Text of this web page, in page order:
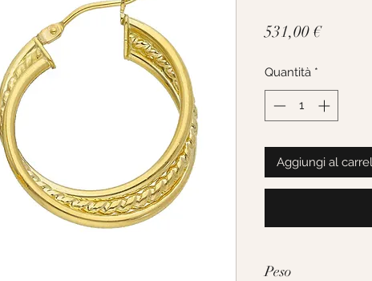
531,00 €Prezzo
Quantità *
Aggiungi al
Peso